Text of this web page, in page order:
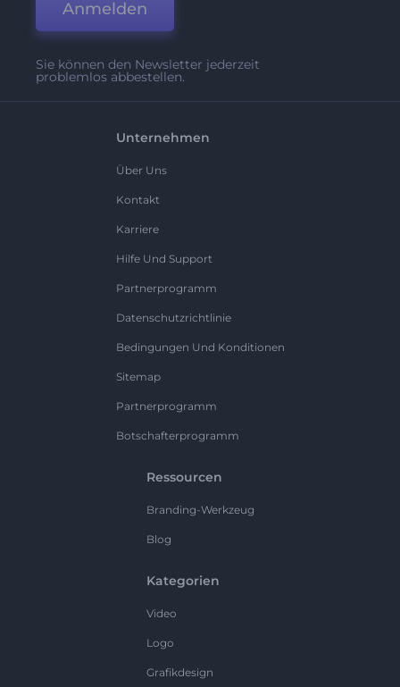
Anmelden
Sie können den Newsletter jederzeit
problemlos abbestellen.
Unternehmen
Über Uns
Kontakt
Karriere
Hilfe Und Support
Partnerprogramm
Datenschutzrichtlinie
Bedingungen Und Konditionen
Sitemap
Partnerprogramm
Botschafterprogramm
Ressourcen
Branding-Werkzeug
Blog
Kategorien
Video
Logo
Grafikdesign